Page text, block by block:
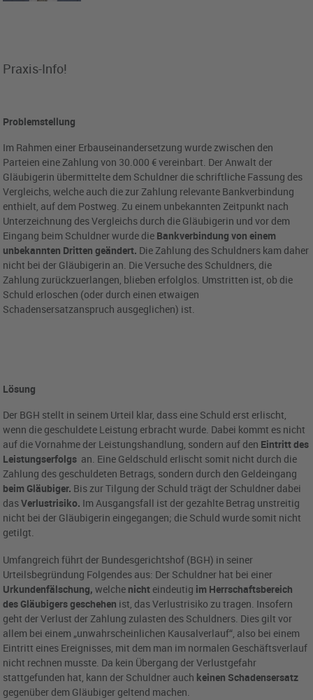
Praxis-Info!
Problemstellung
Im Rahmen einer Erbauseinandersetzung wurde zwischen den
Parteien eine Zahlung von 30.000 € vereinbart. Der Anwalt der
Gläubigerin übermittelte dem Schuldner die schriftliche Fassung des
Vergleichs, welche auch die zur Zahlung relevante Bankverbindung
enthielt, auf dem Postweg. Zu einem unbekannten Zeitpunkt nach
Unterzeichnung des Vergleichs durch die Gläubigerin und vor dem
Eingang beim Schuldner wurde die Bankverbindung von einem
unbekannten Dritten geändert. Die Zahlung des Schuldners kam daher
nicht bei der Gläubigerin an. Die Versuche des Schuldners, die
Zahlung zurückzuerlangen, blieben erfolglos. Umstritten ist, ob die
Schuld erloschen (oder durch einen etwaigen
Schadensersatzanspruch ausgeglichen) ist.
Lösung
Der BGH stellt in seinem Urteil klar, dass eine Schuld erst erlischt,
wenn die geschuldete Leistung erbracht wurde. Dabei kommt es nicht
auf die Vornahme der Leistungshandlung, sondern auf den Eintritt des
Leistungserfolgs an. Eine Geldschuld erlischt somit nicht durch die
Zahlung des geschuldeten Betrags, sondern durch den Geldeingang
beim Gläubiger. Bis zur Tilgung der Schuld trägt der Schuldner dabei
dasVerlustrisiko. Im Ausgangsfall ist der gezahlte Betrag unstreitig
nicht bei der Gläubigerin eingegangen; die Schuld wurde somit nicht
getilgt.
Umfangreich führt der Bundesgerichtshof (BGH) in seiner
Urteilsbegründung Folgendes aus: Der Schuldner hat bei einer
Urkundenfälschung, welche nicht eindeutig im Herrschaftsbereich
des Gläubigers geschehen ist, das Verlustrisiko zu tragen. Insofern
geht der Verlust der Zahlung zulasten des Schuldners. Dies gilt vor
allem bei einem „unwahrscheinlichen Kausalverlauf“, also bei einem
Eintritt eines Ereignisses, mit dem man im normalen Geschäftsverlauf
nicht rechnen musste. Da kein Übergang der Verlustgefahr
stattgefunden hat, kann der Schuldner auch keinen Schadensersatz
gegenüber dem Gläubiger geltend machen.